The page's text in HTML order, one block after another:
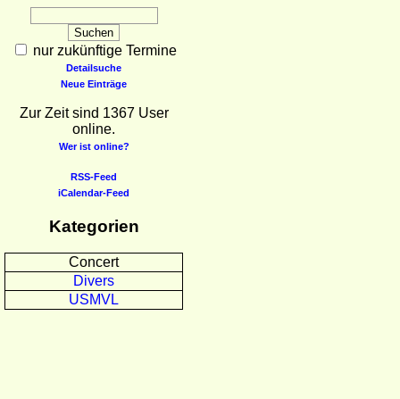
nur zukünftige Termine
Detailsuche
Neue Einträge
Zur Zeit sind 1367 User
online.
Wer ist online?
RSS-Feed
iCalendar-Feed
Kategorien
Concert
Divers
USMVL